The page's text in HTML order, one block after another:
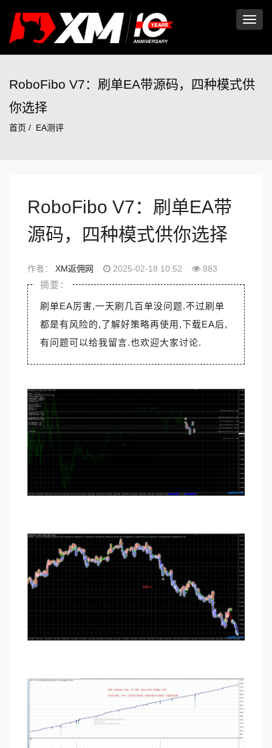
换
RoboFibo V7：刷单EA带源码，四种模式供
你选择
首页 EA测评
RoboFibo V7：刷单EA带
源码，四种模式供你选择
作者： XM返佣网 2025-02-18 10:52 883
刷单EA厉害,一天刷几百单没问题.不过刷单
都是有风险的,了解好策略再使用,下载EA后,
有问题可以给我留言.也欢迎大家讨论.